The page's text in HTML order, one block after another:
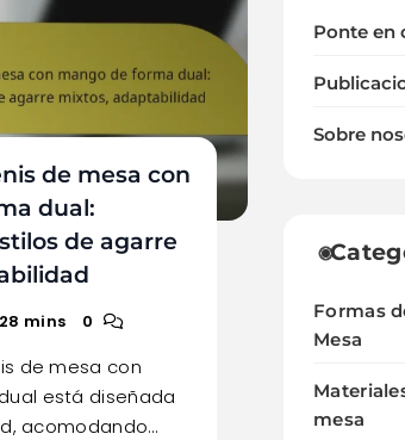
de mesa con
dual:
de agarre
28 mins 0
de mesa con
está diseñada
acomodando…
Ponte en
Sobre
Formas
Mesa
mesa